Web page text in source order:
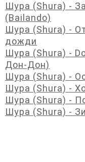
Шура (Shura) -
(Bailando)
Шура (Shura) -
дожди
Шура (Shura) -
Дон-Дон)
Шура (Shura) -
Шура (Shura) -
Шура (Shura) -
Шура (Shura) -